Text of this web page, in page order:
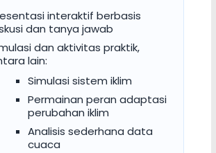
interaktif berbasis
dan tanya jawab
dan aktivitas praktik,
lain:
Simulasi sistem iklim
Permainan peran adaptasi
perubahan iklim
Analisis sederhana data
cuaca